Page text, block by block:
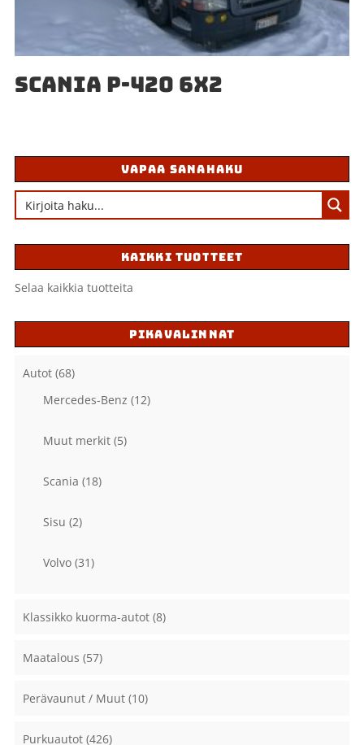
SCANIA P-420 6X2
VAPAA SANAHAKU
KAIKKI TUOTTEET
Selaa kaikkia tuotteita
PIKAVALINNAT
Autot (68)
Mercedes-Benz (12)
Muut merkit (5)
Scania (18)
Sisu (2)
Volvo (31)
Klassikko kuorma-autot (8)
Maatalous (57)
Perävaunut / Muut (10)
Purkuautot (426)